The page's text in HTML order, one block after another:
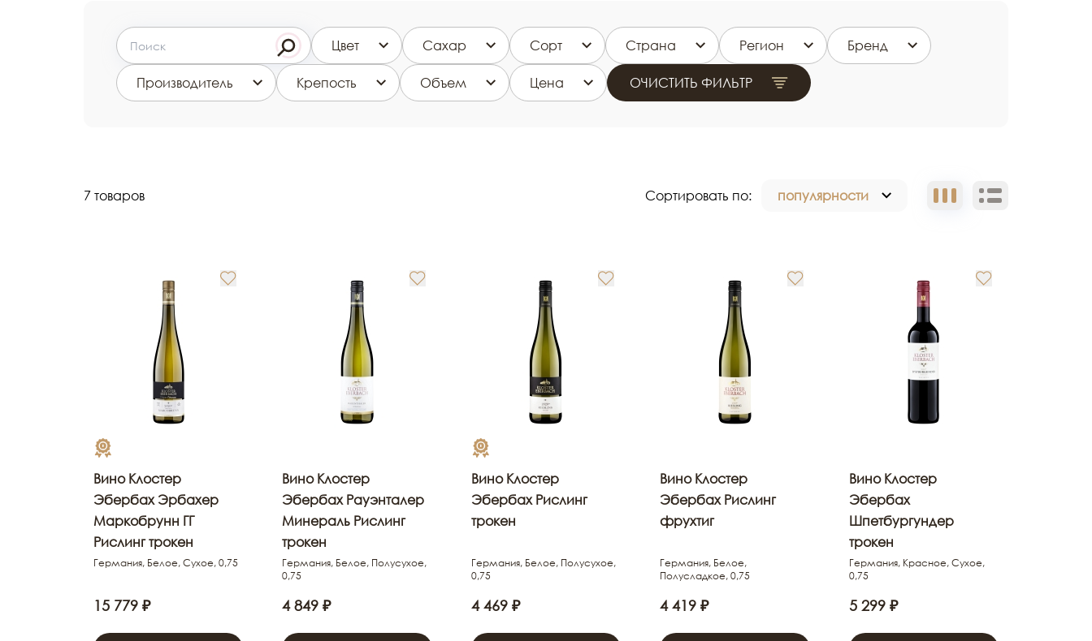
Цвет Сахар Сорт Страна Регион Бренд
Производитель Крепость Объем Цена ОЧИСТИТЬ ФИЛЬТР
7 товаров Сортировать по: популярности
Вино Клостер
Эбербах Эрбахер
Маркобрунн ГГ
Рислинг трокен
Германия, Белое, Сухое, 0,75
15 779 ₽
Вино Клостер
Эбербах Рауэнталер
Минераль Рислинг
трокен
Германия, Белое, Полусухое,
0,75
4 849 ₽
Вино Клостер
Эбербах Рислинг
трокен
Германия, Белое, Полусухое,
0,75
4 469 ₽
Вино Клостер
Эбербах Рислинг
фрухтиг
Германия, Белое,
Полусладкое, 0,75
4 419 ₽
Вино Клостер
Эбербах
Шпетбургундер
трокен
Германия, Красное, Сухое,
0,75
5 299 ₽